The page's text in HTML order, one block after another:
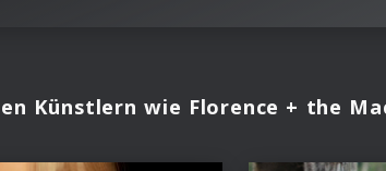
Künstlern wie Florence + the